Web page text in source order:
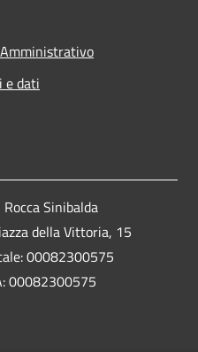
e dati
Sinibalda
della Vittoria, 15
00082300575
00082300575